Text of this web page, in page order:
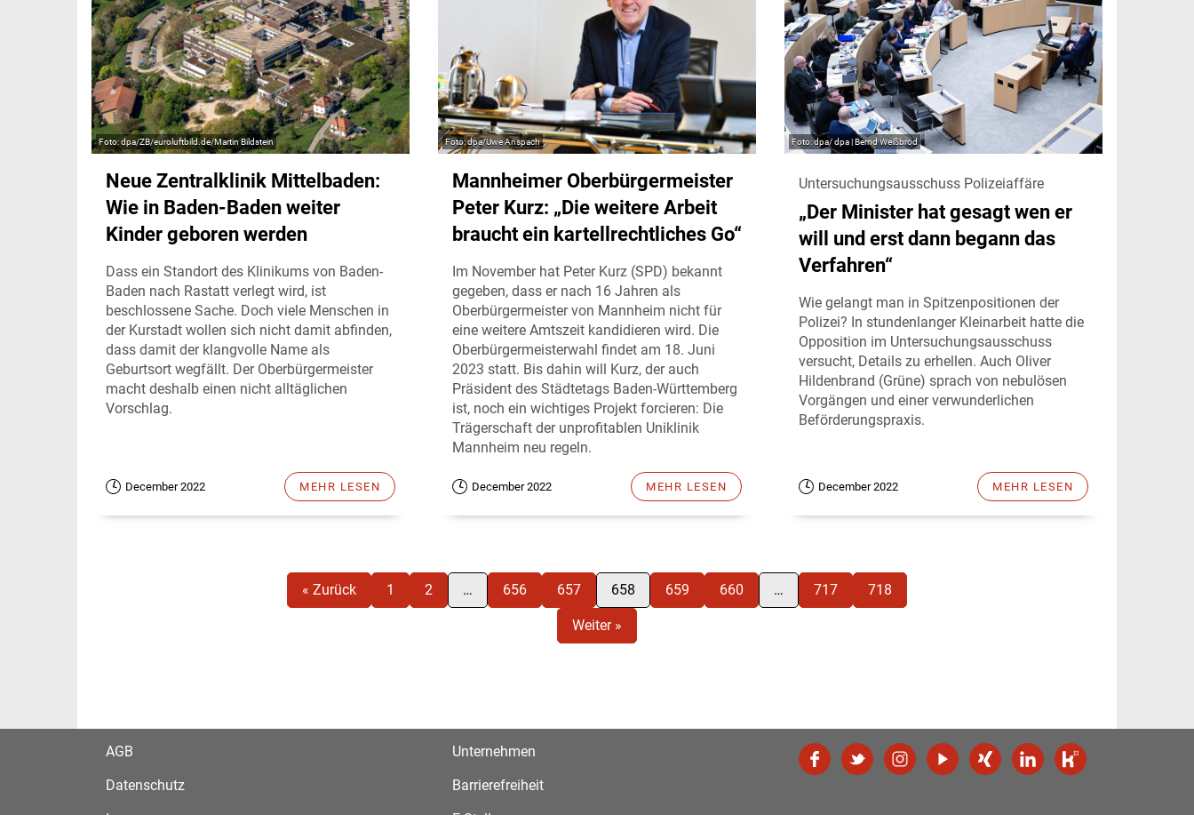
dpa/ZB/euroluftbild.de/Martin Bildstein
Neue Zentralklinik Mittelbaden:
Wie in Baden-Baden weiter
Kinder geboren werden
Dass ein Standort des Klinikums von Baden-
Baden nach Rastatt verlegt wird, ist
beschlossene Sache. Doch viele Menschen in
der Kurstadt wollen sich nicht damit abfinden,
dass damit der klangvolle Name als
Geburtsort wegfällt. Der Oberbürgermeister
macht deshalb einen nicht alltäglichen
Vorschlag.
December 2022 MEHR LESEN
dpa/Uwe Anspach
Mannheimer Oberbürgermeister
Peter Kurz: „Die weitere Arbeit
braucht ein kartellrechtliches Go“
Im November hat Peter Kurz (SPD) bekannt
gegeben, dass er nach 16 Jahren als
Oberbürgermeister von Mannheim nicht für
eine weitere Amtszeit kandidieren wird. Die
Oberbürgermeisterwahl findet am 18. Juni
2023 statt. Bis dahin will Kurz, der auch
Präsident des Städtetags Baden-Württemberg
ist, noch ein wichtiges Projekt forcieren: Die
Trägerschaft der unprofitablen Uniklinik
Mannheim neu regeln.
December 2022 MEHR LESEN
dpa/ dpa | Bernd Weißbrod
Untersuchungsausschuss Polizeiaffäre
„Der Minister hat gesagt wen er
will und erst dann begann das
Verfahren“
Wie gelangt man in Spitzenpositionen der
Polizei? In stundenlanger Kleinarbeit hatte die
Opposition im Untersuchungsausschuss
versucht, Details zu erhellen. Auch Oliver
Hildenbrand (Grüne) sprach von nebulösen
Vorgängen und einer verwunderlichen
Beförderungspraxis.
December 2022 MEHR LESEN
« Zurück 1 2 … 656 657 658 659 660 … 717 718
Weiter »
AGB
Datenschutz
Unternehmen
Barrierefreiheit